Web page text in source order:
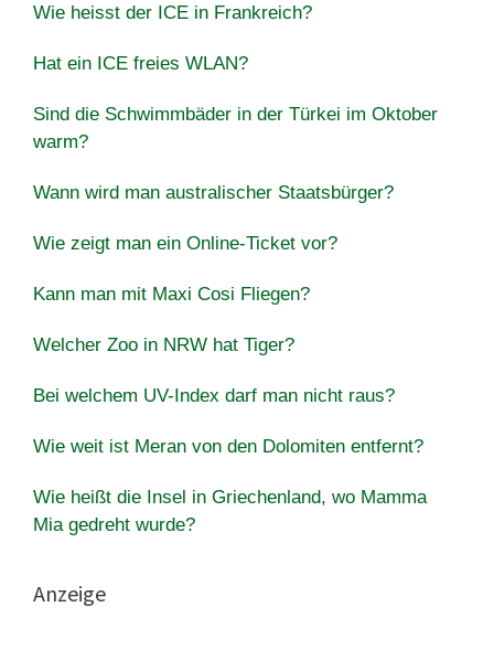
Wie heisst der ICE in Frankreich?
Hat ein ICE freies WLAN?
Sind die Schwimmbäder in der Türkei im Oktober
warm?
Wann wird man australischer Staatsbürger?
Wie zeigt man ein Online-Ticket vor?
Kann man mit Maxi Cosi Fliegen?
Welcher Zoo in NRW hat Tiger?
Bei welchem UV-Index darf man nicht raus?
Wie weit ist Meran von den Dolomiten entfernt?
Wie heißt die Insel in Griechenland, wo Mamma
Mia gedreht wurde?
Anzeige